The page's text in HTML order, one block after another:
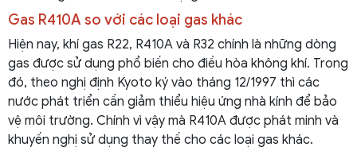
Gas R410A so với các loại gas khác
Hiện nay, khí gas R22, R410A và R32 chính là những dòng
gas được sử dụng phổ biến cho điều hòa không khí. Trong
đó, theo nghị định Kyoto ký vào tháng 12/1997 thì các
nước phát triển cần giảm thiểu hiệu ứng nhà kính để bảo
vệ môi trường. Chính vì vậy mà R410A được phát minh và
khuyến nghị sử dụng thay thế cho các loại gas khác.